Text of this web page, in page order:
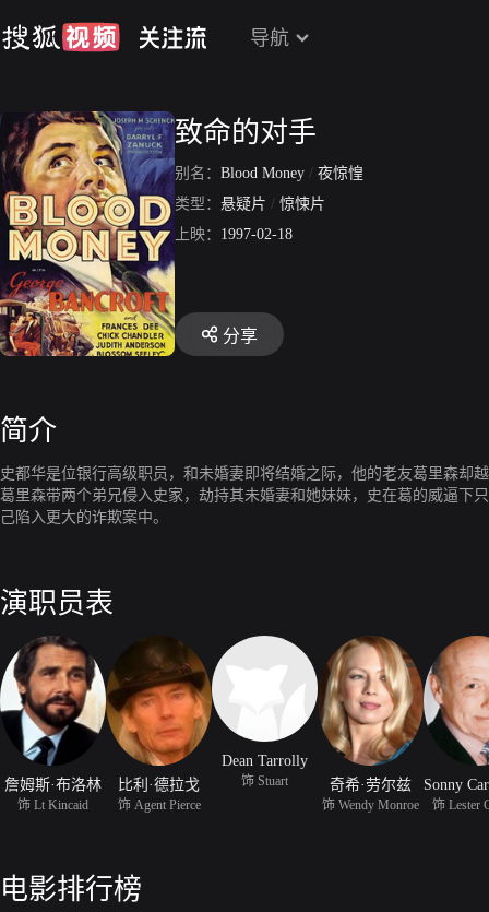
导航
致命的对手
别名： Blood Money / 夜惊惶
类型： 悬疑片 / 惊悚片
上映： 1997-02-18
分享
简介
史都华是位银行高级职员，和未婚妻即将结婚之际，他的老友葛里森却
葛里森带两个弟兄侵入史家，劫持其未婚妻和她妹妹，史在葛的威逼下
己陷入更大的诈欺案中。
演职员表
詹姆斯·布洛林
饰 Lt Kincaid
比利·德拉戈
饰 Agent Pierce
Dean Tarrolly
饰 Stuart 奇希·劳尔兹
饰 Wendy Monroe 饰 Lester
电影排行榜